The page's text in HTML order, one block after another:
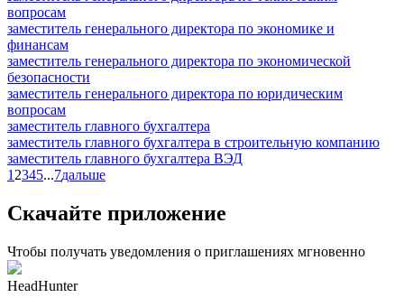
вопросам
заместитель генерального директора по экономике и
финансам
заместитель генерального директора по экономической
безопасности
заместитель генерального директора по юридическим
вопросам
заместитель главного бухгалтера
заместитель главного бухгалтера в строительную компанию
заместитель главного бухгалтера ВЭД
1 2345...7дальше
Скачайте приложение
Чтобы получать уведомления о приглашениях мгновенно
HeadHunter